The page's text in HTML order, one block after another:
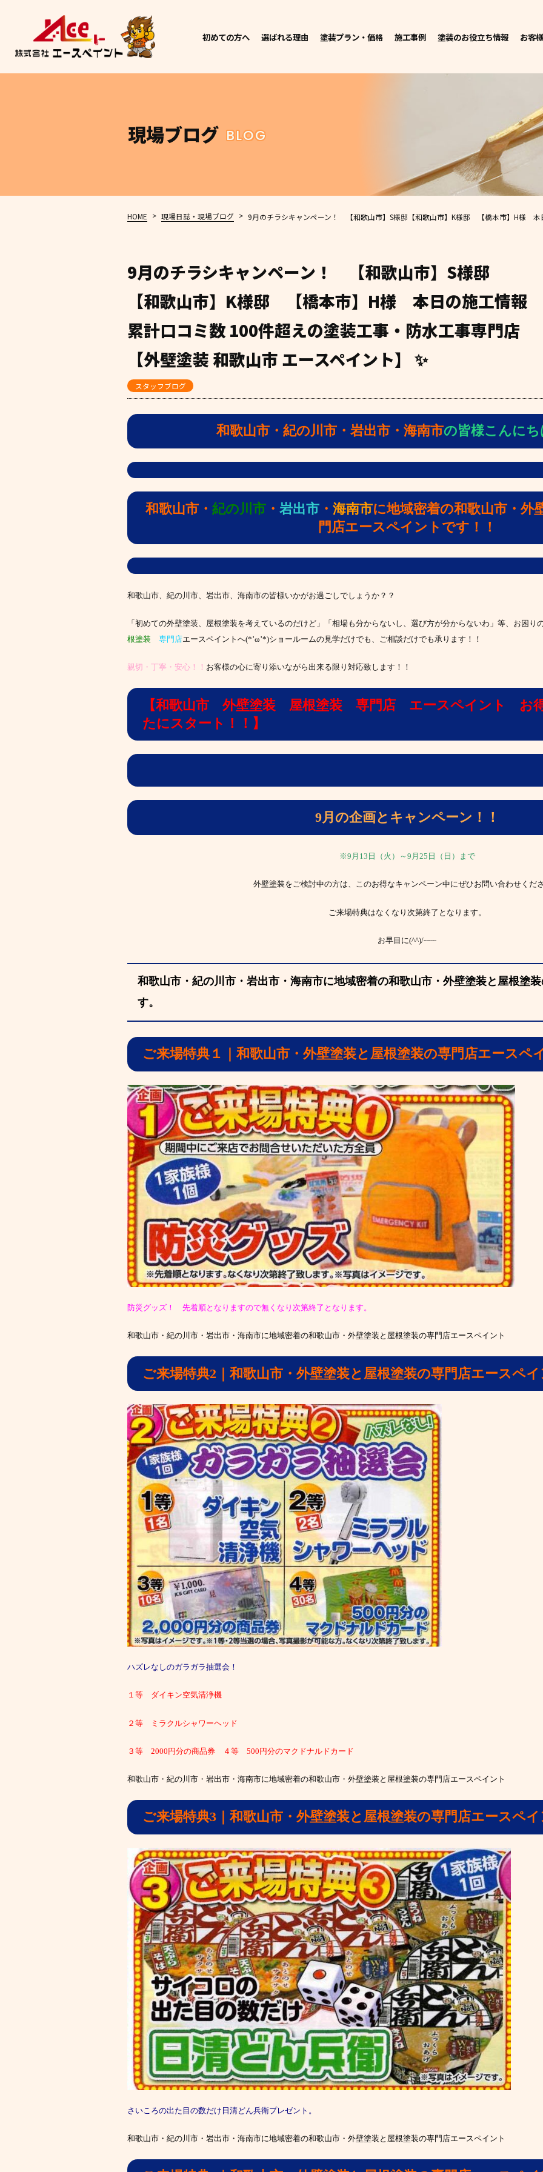
初めての方へ 選ばれる理由 塗装プラン・価格 施工事例 塗装のお役立ち情報 お客
現場ブログ BLOG
HOME > 現場日誌・現場ブログ > 9月のチラシキャンペーン！ 【和歌山市】S様邸 【和歌山市】K様邸 【橋本市】H様 本
9月のチラシキャンペーン！ 【和歌山市】S様邸
【和歌山市】K様邸 【橋本市】H様 本日の施工情報
累計口コミ数 100件超えの塗装工事・防水工事専門店
【外壁塗装 和歌山市 エースペイント】 ✨
スタッフブログ
和歌山市・紀の川市・岩出市・海南市の皆様こんに
和歌山市・紀の川市 ・岩出市 ・海南市に地域密着の和歌山市・外
門店エースペイントです！！
和歌山市、紀の川市、岩出市、海南市の皆様いかがお過ごしでしょうか？？
「初めての外壁塗装、屋根塗装を考えているのだけど」「相場も分からないし、選び方が分からないわ」等、お困り
根塗装
専門店エースペイントへ(*’ω’*)ショールームの見学だけでも、ご相談だけでも承ります！！
親切・丁寧・安心！！ お客様の心に寄り添いながら出来る限り対応致します！！
【和歌山市 外壁塗装 屋根塗装 専門店 エースペイント お
たにスタート！！】
9月の企画とキャンペーン！！
※9月13日（火）～9月25日（日）まで
外壁塗装をご検討中の方は、このお得なキャンペーン中にぜひお問い合わせくだ
ご来場特典はなくなり次第終了となります。
お早目に(^^)/~~~
和歌山市・紀の川市・岩出市・海南市に地域密着の和歌山市・外壁塗装と屋根塗
す。
ご来場特典１｜和歌山市・外壁塗装と屋根塗装の専門店エースペ
防災グッズ！ 先着順となりますので無くなり次第終了となります。
和歌山市・紀の川市・岩出市・海南市に地域密着の和歌山市・外壁塗装と屋根塗装の専門店エースペイント
ご来場特典2｜和歌山市・外壁塗装と屋根塗装の専門店エースペ
ハズレなしのガラガラ抽選会！
１等 ダイキン空気清浄機
２等 ミラクルシャワーヘッド
３等 2000円分の商品券 ４等 500円分のマクドナルドカード
和歌山市・紀の川市・岩出市・海南市に地域密着の和歌山市・外壁塗装と屋根塗装の専門店エースペイント
ご来場特典3｜和歌山市・外壁塗装と屋根塗装の専門店エースペ
さいころの出た目の数だけ日清どん兵衛プレゼント。
和歌山市・紀の川市・岩出市・海南市に地域密着の和歌山市・外壁塗装と屋根塗装の専門店エースペイント